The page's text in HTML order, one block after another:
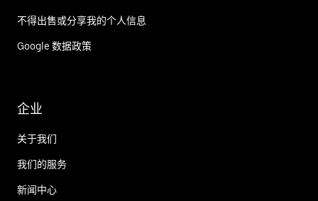
不得出售或分享我的个人信息
Google 数据政策
企业
关于我们
我们的服务
新闻中心